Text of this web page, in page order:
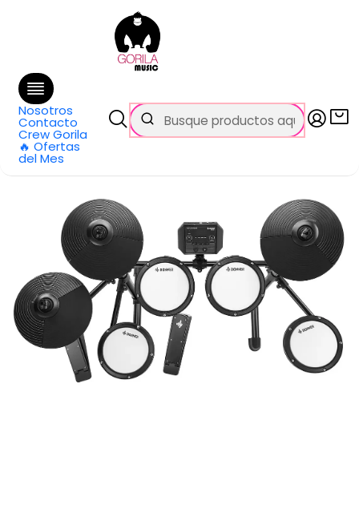
Nosotros
Contacto
Crew Gorila
🔥 Ofertas
del Mes
GRATIS
en Santiago y $99.990 en Regiones
Categorías Baterías y Percusión
Bateria Electronica DED-80 DONNER